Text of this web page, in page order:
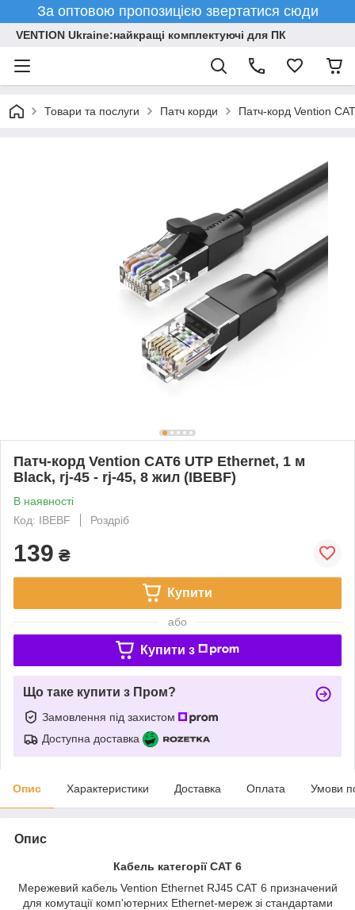
За оптовою пропозицією звертатися сюди
VENTION Ukraine:найкращі комплектуючі для ПК
Товари та послуги Патч корди Патч-корд Vention
Патч-корд Vention CAT6 UTP Ethernet, 1 м
Black, rj-45 - rj-45, 8 жил (IBEBF)
В наявності
Код: IBEBF
Роздріб
139 ₴
Купити
або
Купити з
Що таке купити з Пром?
Замовлення під захистом
Доступна доставка
Опис Характеристики Доставка Оплата Умови
Опис
Кабель категорії САТ 6
Мережевий кабель Vention Ethernet RJ45 САТ 6 призначений
для комутації комп'ютерних Ethernet-мереж зі стандартами